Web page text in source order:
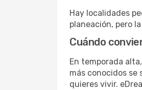
Hay localidades
planeación, pero
Cuándo
En temporada
más conocidos se
quieres vivir.